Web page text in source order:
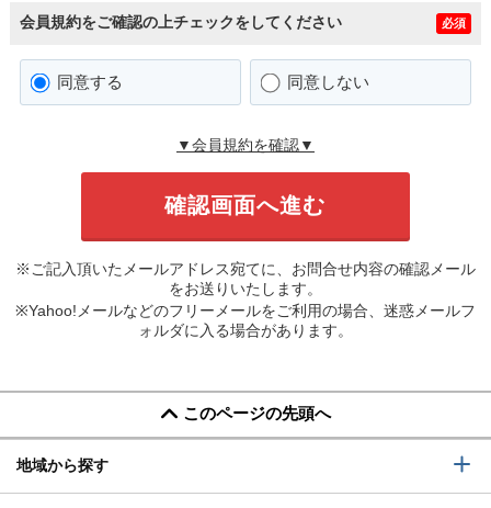
会員規約をご確認の上チェックをしてください 必須
同意する 同意しない
▼会員規約を確認▼
※ご記入頂いたメールアドレス宛てに、お問合せ内容の確認メール
をお送りいたします。
※Yahoo!メールなどのフリーメールをご利用の場合、迷惑メールフ
ォルダに入る場合があります。
このページの先頭へ
地域から探す